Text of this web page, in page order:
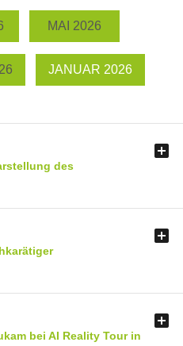
MAI 2026
JANUAR 2026
des


bei AI Reality Tour in
